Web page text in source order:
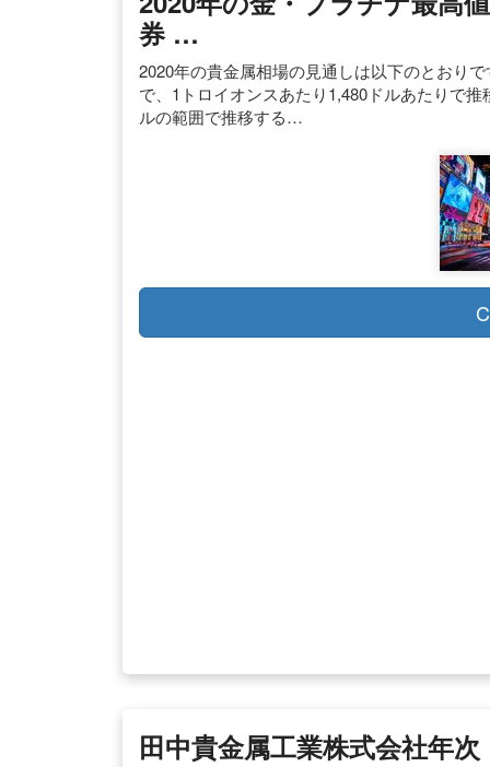
券 …
2020年の貴金属相場の見通しは以下のとおり
で、1トロイオンスあたり1,480ドルあたりで
ルの範囲で推移する…
田中貴金属工業株式会社年